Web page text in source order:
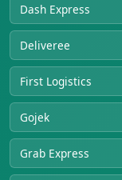
Dash Express
Deliveree
First Logistics
Gojek
Grab Express